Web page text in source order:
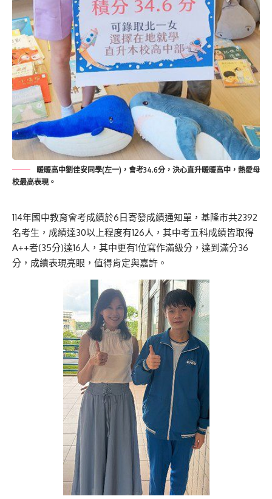
暖暖高中劉佳安同學(左一)，會考34.6分，決心直升暖暖高中，熱愛母
校最高表現。
114年國中教育會考成績於6日寄發成績通知單，基隆市共2392
名考生，成績達30以上程度有126人，其中考五科成績皆取得
A++者(35分)達16人，其中更有1位寫作滿級分，達到滿分36
分，成績表現亮眼，值得肯定與嘉許。